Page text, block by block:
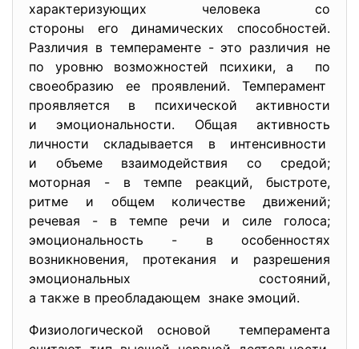
характеризующих человека со
стороны его динамических способностей.
Различия в темпераменте - это различия не
по уровню возможностей психики, а по
своеобразию ее проявлений. Темперамент
проявляется в психической активности
и эмоциональности. Общая активность
личности складывается в интенсивности
и объеме взаимодействия со средой;
моторная - в темпе реакций, быстроте,
ритме и общем количестве движений;
речевая - в темпе речи и силе голоса;
эмоциональность - в особенностях
возникновения, протекания и разрешения
эмоциональных состояний,
а также в преобладающем знаке эмоций.
Физиологической основой темперамента